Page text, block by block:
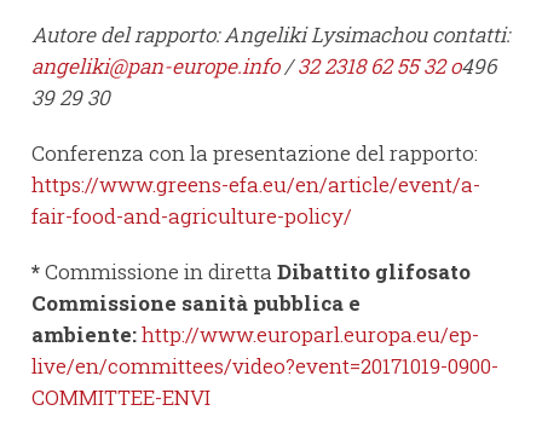
Autore del rapporto: Angeliki Lysimachou contatti:
angeliki@pan-europe.info/ 32 2318 62 55 32 o496
39 29 30
Conferenza con la presentazione del rapporto:
https://www.greens-efa.eu/en/article/event/a-
fair-food-and-agriculture-policy/
*Commissione in diretta Dibattito glifosato
Commissione sanità pubblica e
ambiente:http://www.europarl.europa.eu/ep-
live/en/committees/video?event=20171019-0900-
COMMITTEE-ENVI